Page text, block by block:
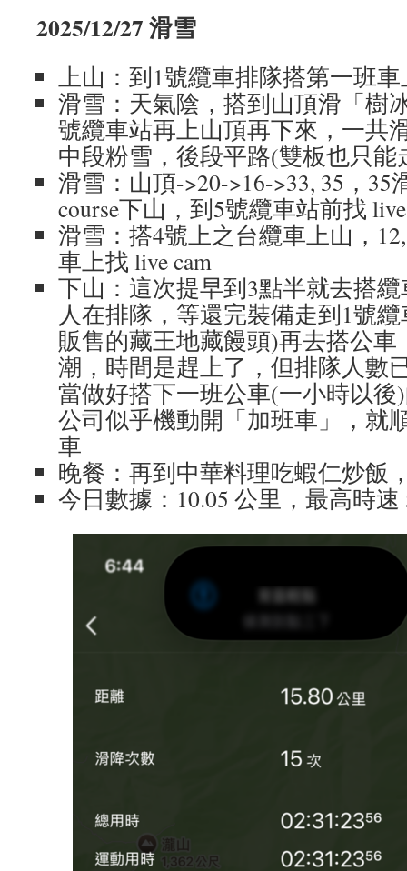
2025/12/27 滑雪
上山：到1號纜車排隊搭第一班
滑雪：天氣陰，搭到山頂滑「樹
號纜車站再上山頂再下來，一共
中段粉雪，後段平路(雙板也只能
滑雪：山頂->20->16->33, 35，
course下山，到5號纜車站前找
滑雪：搭4號上之台纜車上山，
車上找 live cam
下山：這次提早到3點半就去搭
人在排隊，等還完裝備走到1號
販售的藏王地藏饅頭)再去搭公
潮，時間是趕上了，但排隊人數
當做好搭下一班公車(一小時以
公司似乎機動開「加班車」，就
車
晚餐：再到中華料理吃蝦仁炒飯
今日數據：10.05 公里，最高時速